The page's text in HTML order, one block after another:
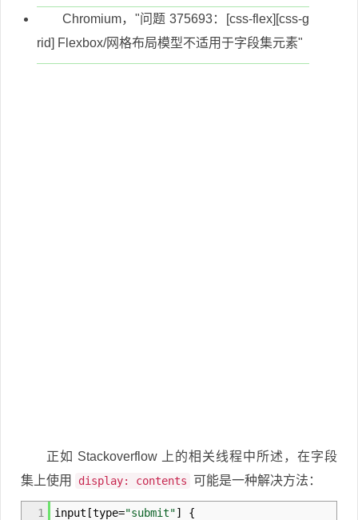
Chromium，"问题 375693：[css-flex][css-g
rid] Flexbox/网格布局模型不适用于字段集元素"
正如 Stackoverflow 上的相关线程中所述，在字段
集上使用
display: contents 可能是一种解决方法：
1
input [type="submit"]
{